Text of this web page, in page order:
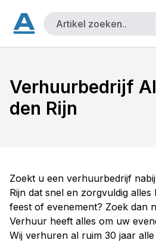
Verhuurbedrijf
den Rijn
Zoekt u een verhuurbedrijf
Rijn dat snel en zorgvuldig
feest of evenement? Zoek dan
Verhuur heeft alles om uw
Wij verhuren al ruim 30 jaar